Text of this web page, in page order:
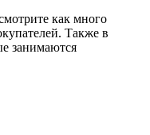
как много
Также в
занимаются